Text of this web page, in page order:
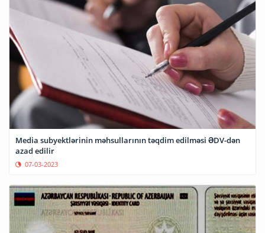
Media subyektlərinin məhsullarının təqdim edilməsi ƏDV-dən
azad edilir
07-03-2023